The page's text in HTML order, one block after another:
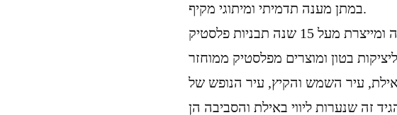
במתן מענה תדמיתי ומיתוגי מקיף.
חברת גאופלסט איטליה מתמחה ומייצרת מעל 15 שנה תבניות פלסטיק
ליציקות בטון ומוצרים מפלסטיק ממוחזר
עיר השמש והקיץ, עיר הנופש של
זה שנערות ליווי באילת והסביבה הן